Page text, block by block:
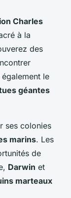
Charles
à la
des
également le
géantes
ses colonies
marins. Les
de
Darwin et
marteaux